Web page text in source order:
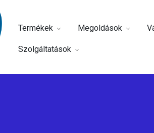
Termékek Megoldások
Szolgáltatások